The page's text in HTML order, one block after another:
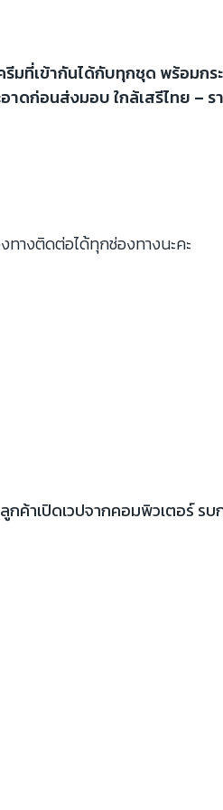
ที่เข้ากันได้กับทุกชุด พร้อมกร
าดก่อนส่งมอบ ใกล้เสรีไทย – ร
ทางติดต่อได้ทุกช่องทางนะคะ
กค้าเปิดเวปจากคอมพิวเตอร์ ร